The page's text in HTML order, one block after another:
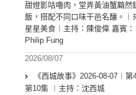
甜燈影咕嚕肉，堂弄黃油蟹黯然
飯，搭配不同口味干邑名釀。︱
星星美食︱主持：陳俊偉 嘉賓：
Philip Fung
2026/08/07
《西城故事》2026-08-07︱第
第10集 ︱主持：沈西城